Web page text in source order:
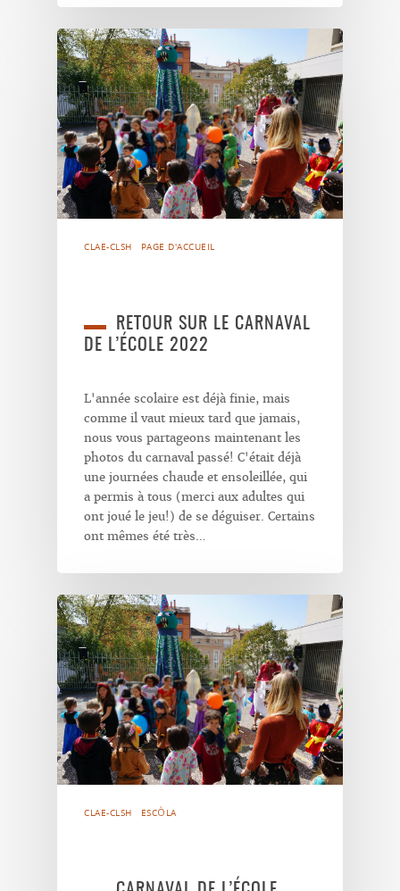
CLAE-CLSH PAGE D'ACCUEIL
RETOUR SUR LE CARNAVAL
DE L’ÉCOLE 2022
L'année scolaire est déjà finie, mais
comme il vaut mieux tard que jamais,
nous vous partageons maintenant les
photos du carnaval passé! C'était déjà
une journées chaude et ensoleillée, qui
a permis à tous (merci aux adultes qui
ont joué le jeu!) de se déguiser. Certains
ont mêmes été très…
CLAE-CLSH ESCÒLA